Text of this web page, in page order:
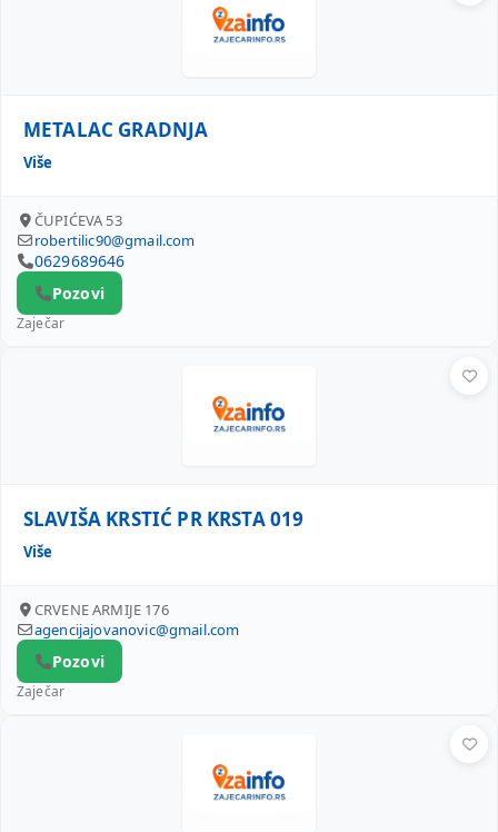
METALAC GRADNJA
Više
ČUPIĆEVA 53
robertilic90@gmail.com
0629689646
Pozovi
Zaječar
SLAVIŠA KRSTIĆ PR KRSTA 019
Više
CRVENE ARMIJE 176
agencijajovanovic@gmail.com
Pozovi
Zaječar